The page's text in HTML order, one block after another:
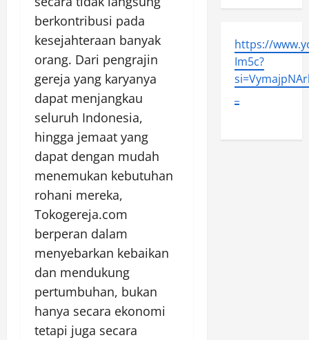
berkontribusi pada
kesejahteraan banyak
orang. Dari pengrajin
gereja yang karyanya
dapat menjangkau
seluruh Indonesia,
hingga jemaat yang
dapat dengan mudah
menemukan kebutuhan
rohani mereka,
Tokogereja.com
berperan dalam
menyebarkan kebaikan
dan mendukung
pertumbuhan, bukan
hanya secara ekonomi
tetapi juga secara
https://
Im5c?